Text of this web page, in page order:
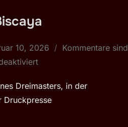
10, 2026
Kommentare sind
Dreimasters, in der
Druckpresse